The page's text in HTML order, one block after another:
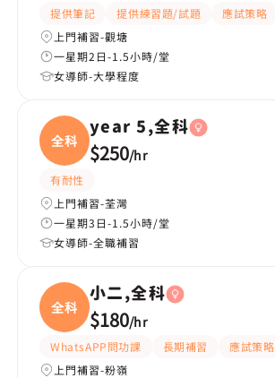
提供筆記 提供練習題/試題 應試策略
上門補習-觀塘
一星期2日-1.5小時/堂
女導師-大學程度
全科
year 5,全科
$250/hr
有耐性
上門補習-荃灣
一星期3日-1.5小時/堂
女導師-全職補習
全科
小二,全科
$180/hr
WhatsAPP問功課 長期補習 應試策略
上門補習-粉嶺